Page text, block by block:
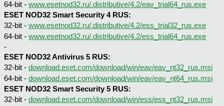
64-bit - www.esetnod32.ru/.distributive/4.2/eav_trial64_rus.exe
ESET NOD32 Smart Security 4 RUS:
32-bit - www.esetnod32.ru/.distributive/4.2/ess_trial32_rus.exe
64-bit - www.esetnod32.ru/.distributive/4.2/ess_trial64_rus.exe
-
ESET NOD32 Antivirus 5 RUS:
32-bit - download.eset.com/download/win/eav/eav_nt32_rus.msi
64-bit - download.eset.com/download/win/eav/eav_nt64_rus.msi
ESET NOD32 Smart Security 5 RUS:
32-bit - download.eset.com/download/win/ess/ess_nt32_rus.msi